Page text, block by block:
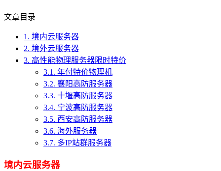
文章目录
1. 境内云服务器
2. 境外云服务器
3. 高性能物理服务器限时特价
3.1. 年付特价物理机
3.2. 襄阳高防服务器
3.3. 十堰高防服务器
3.4. 宁波高防服务器
3.5. 西安高防服务器
3.6. 海外服务器
3.7. 多IP站群服务器
境内云服务器